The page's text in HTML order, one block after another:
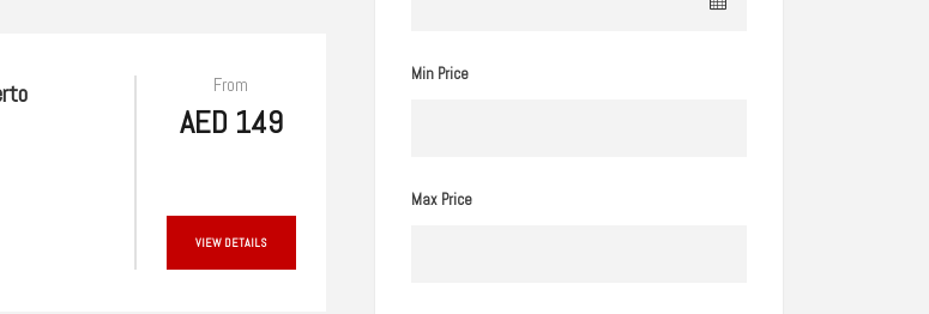
From
AED 149
VIEW DETAILS
Min Price
Max Price